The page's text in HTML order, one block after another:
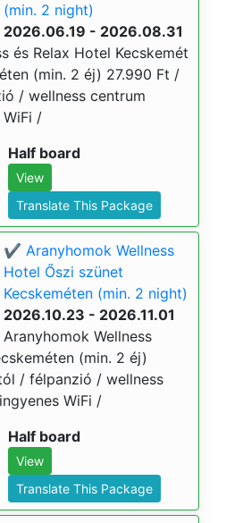
(min. 2 night)
2026.06.19 - 2026.08.31
és Relax Hotel Kecskemét
(min. 2 éj) 27.990 Ft /
/ wellness centrum
/
Half board
View
Translate This Package
✔️ Aranyhomok Wellness
Hotel Őszi szünet
Kecskeméten (min. 2 night)
2026.10.23 - 2026.11.01
Aranyhomok Wellness
(min. 2 éj)
/ félpanzió / wellness
WiFi /
Half board
View
Translate This Package